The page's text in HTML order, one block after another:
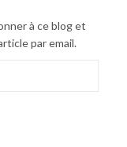
à ce blog et
par email.